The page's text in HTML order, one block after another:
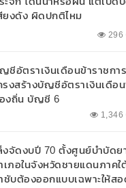
ยงดัง ผิดปกติไหม
296
ชีอัตราเงินเดือนข้าราชกา
รงสร้างบัญชีอัตราเงินเดือ
งถิ่น บัญชี 6
1,346
งจัดงบปี 70 ตั้งศูนย์บำบัดย
เภอในจังหวัดชายแดนภาคใ
ชับต้องออกแบบเฉพาะให้ส